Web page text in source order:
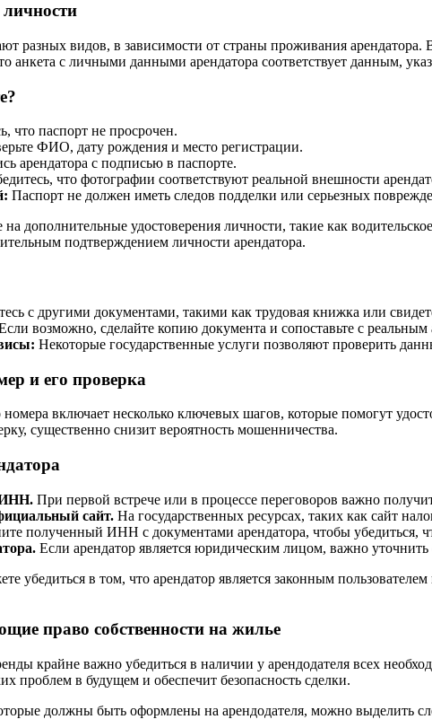
личности
разных видов, в зависимости от страны проживания
анкета с личными данными арендатора соответствует данным,
что паспорт не просрочен.
ФИО, дату рождения и место регистрации.
арендатора с подписью в паспорте.
что фотографии соответствуют реальной внешности
Паспорт не должен иметь следов подделки или серьезных
дополнительные удостоверения личности, такие как
подтверждением личности арендатора.
с другими документами, такими как трудовая книжка или
возможно, сделайте копию документа и сопоставьте с реальным
Некоторые государственные услуги позволяют проверить
и его проверка
включает несколько ключевых шагов, которые помогут
существенно снизит вероятность мошенничества.
ИНН. При первой встрече или в процессе переговоров важно
сайт. На государственных ресурсах, таких как сайт
полученный ИНН с документами арендатора, чтобы убедиться,
Если арендатор является юридическим лицом, важно уточнить
убедиться в том, что арендатор является законным
право собственности на жилье
крайне важно убедиться в наличии у арендодателя всех
проблем в будущем и обеспечит безопасность сделки.
должны быть оформлены на арендодателя, можно выделить